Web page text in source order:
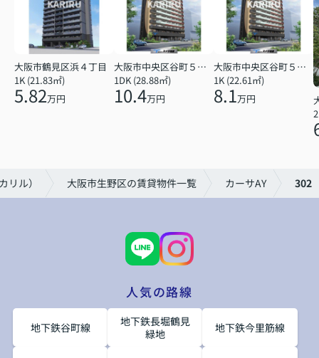
大阪市鶴見区浜４丁目
1K (21.83㎡)
5.82万円
大阪市中央区谷町５丁目
1DK (28.88㎡)
10.4万円
大阪市中央区谷町５丁目
1K (22.61㎡)
8.1万円
リル） 大阪市生野区の賃貸物件一覧 カーサAY 302
人気の路線
地下鉄谷町線
地下鉄長堀鶴見
緑地
地下鉄今里筋線